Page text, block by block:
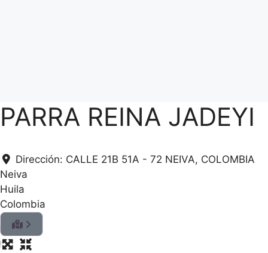
PARRA REINA JADEYI
Dirección: CALLE 21B 51A - 72 NEIVA, COLOMBIA
Neiva
Huila
Colombia